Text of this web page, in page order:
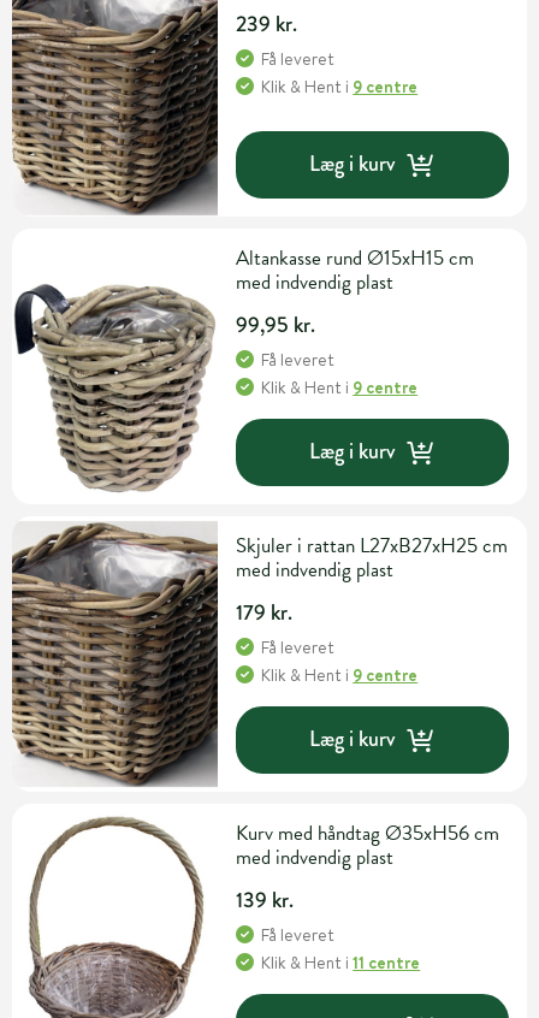
239 kr.
Få leveret
Klik & Hent i 9 centre
Læg i kurv
Altankasse rund Ø15xH15 cm
med indvendig plast
99,95 kr.
Få leveret
Klik & Hent i 9 centre
Læg i kurv
Skjuler i rattan L27xB27xH25 cm
med indvendig plast
179 kr.
Få leveret
Klik & Hent i 9 centre
Læg i kurv
Kurv med håndtag Ø35xH56 cm
med indvendig plast
139 kr.
Få leveret
Klik & Hent i11 centre